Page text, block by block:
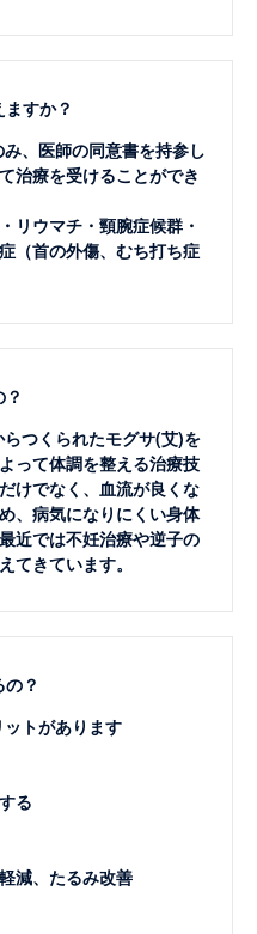
すか？
、医師の同意書を持参し
治療を受けることができ
リウマチ・頸腕症候群・
（首の外傷、むち打ち症
つくられたモグサ(艾)を
って体調を整える治療技
けでなく、血流が良くな
、病気になりにくい身体
近では不妊治療や逆子の
てきています。
？
トがあります
る
減、たるみ改善